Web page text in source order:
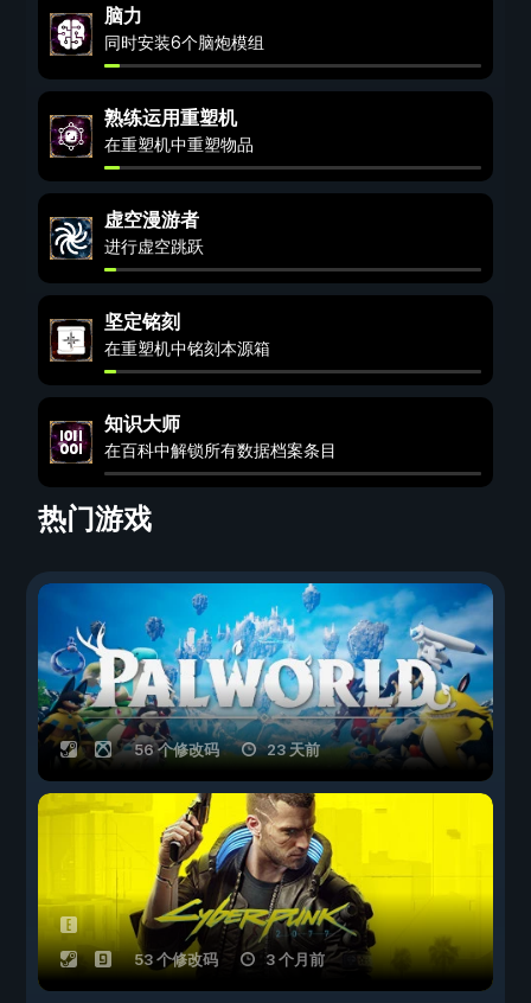
脑力
同时安装6个脑炮模组
熟练运用重塑机
在重塑机中重塑物品
虚空漫游者
进行虚空跳跃
坚定铭刻
在重塑机中铭刻本源箱
知识大师
在百科中解锁所有数据档案条目
热门游戏
56 个修改码 23 天前
53 个修改码 3 个月前